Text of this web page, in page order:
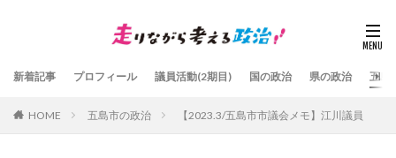
新着記事 プロフィール 議員活動(2期目) 国の政治 県の政治 五島
HOME 五島市の政治 【2023.3/五島市市議会メモ】江川議員